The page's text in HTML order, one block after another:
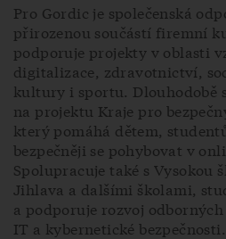
Pro Gordic je společenská
přirozenou součástí firemní
podporuje projekty v oblasti
digitalizace, zdravotnictví,
kultury i sportu. Dlouhodobě
na projektu Kraje pro
který pomáhá dětem,
bezpečněji se pohybovat v
Spolupracuje také s Vysokou
Jihlava a dalšími školami,
a podporuje rozvoj
IT a kybernetické bezpečnosti.